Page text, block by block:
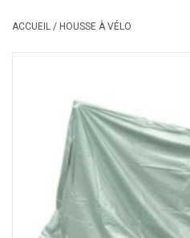
Mécanique
Idées Cadeaux
Composantes
Marques
ACCUEIL / HOUSSE À VÉLO